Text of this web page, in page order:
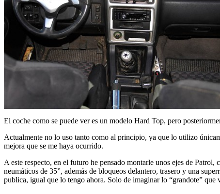
El coche como se puede ver es un modelo Hard Top, pero
Actualmente no lo uso tanto como al principio, ya que lo utilizo
mejora que se me haya ocurrido.
A este respecto, en el futuro he pensado montarle unos ejes de
neumáticos de 35”, además de bloqueos delantero, trasero y una
publica, igual que lo tengo ahora. Solo de imaginar lo “grandote”